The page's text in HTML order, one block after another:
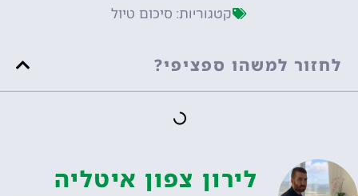
קטגוריות: סיכום טיול
לחזור למשהו ספציפי?
לירון צפון איטליה